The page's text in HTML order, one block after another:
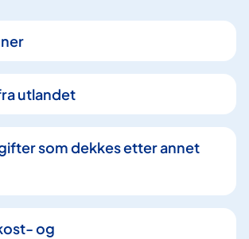
utlandet
som dekkes etter annet
og